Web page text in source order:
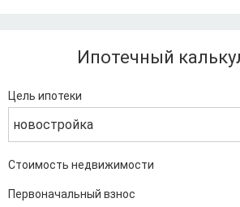
Ипотечный
Цель ипотеки
новостройка
Стоимость недвижимости
Первоначальный взнос